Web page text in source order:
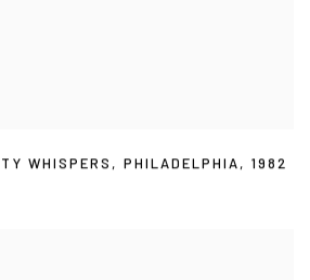
WHISPERS , PHILADELPHIA, 1982